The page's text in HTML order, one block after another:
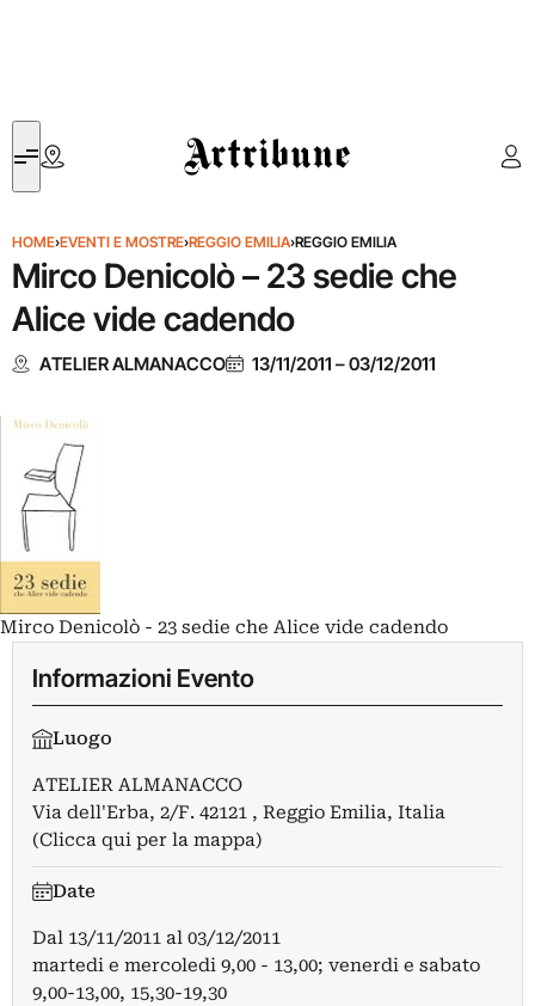
Artribune
HOME›EVENTI E MOSTRE›REGGIO EMILIA›REGGIO EMILIA
Mirco Denicolò – 23 sedie che
Alice vide cadendo
ATELIER ALMANACCO 13/11/2011 –03/12/2011
Mirco Denicolò - 23 sedie che Alice vide cadendo
Informazioni Evento
Luogo
ATELIER ALMANACCO
Via dell'Erba, 2/F. 42121 , Reggio Emilia, Italia
(Clicca qui per la mappa)
Date
Dal 13/11/2011 al 03/12/2011
martedi e mercoledi 9,00 - 13,00; venerdi e sabato
9,00-13,00, 15,30-19,30